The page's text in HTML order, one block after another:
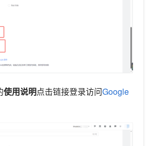
使用说明点击链接登录访问Google